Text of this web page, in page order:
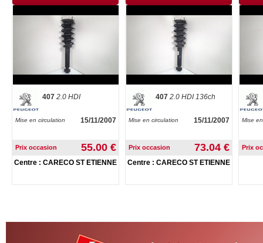
407 2.0 HDI
Mise en circulation 15/11/2007
Prix occasion 55.00 €
Centre : CARECO ST ETIENNE
407 2.0 HDI 136ch
Mise en circulation 15/11/2007
Prix occasion 73.04 €
Centre : CARECO ST ETIENNE
Mise
Prix